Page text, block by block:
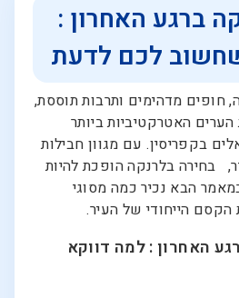
ברגע האחרון :
לכם לדעת
חופים מדהימים ותרבות תוססת,
האטרקטיביות ביותר
בקפריסין. עם מגוון חבילות
בחירה בלרנקה הופכת להיות
הבא נכיר כמה מסוגי
הקסם הייחודי של העיר.
האחרון : למה דווקא